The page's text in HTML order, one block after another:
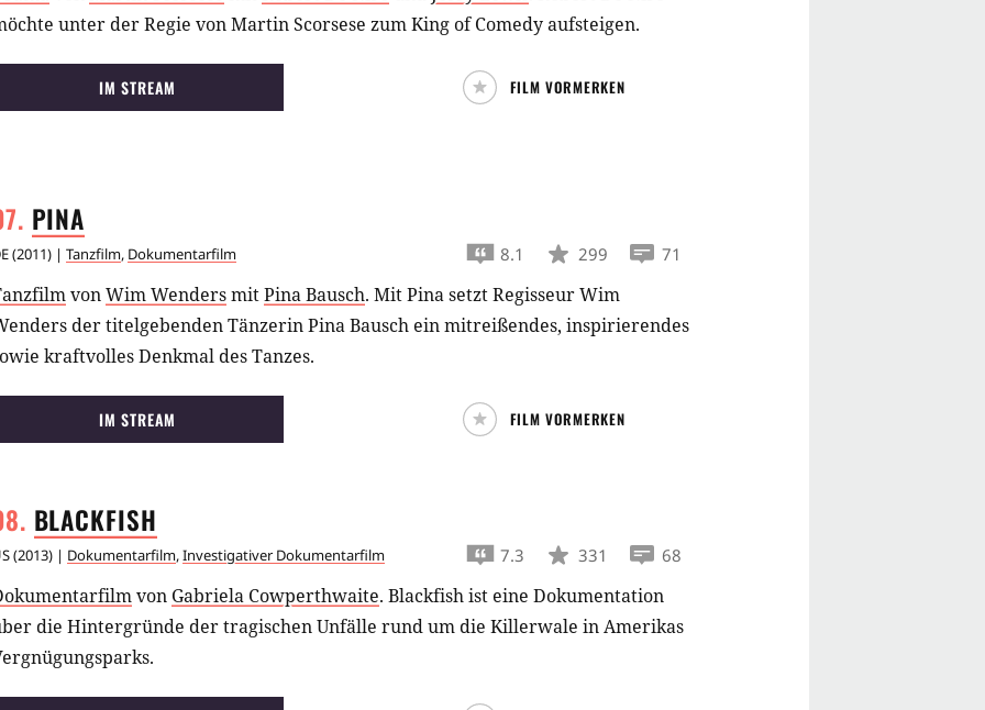
möchte unter der Regie von Martin Scorsese zum King of Comedy aufsteigen.
IM STREAM FILM VORMERKEN
PINA
(2011) | Tanzfilm, Dokumentarfilm 8.1 299 71
vonWim WendersmitPina Bausch. Mit Pina setzt Regisseur Wim
der titelgebenden Tänzerin Pina Bausch ein mitreißendes, inspirierendes
kraftvolles Denkmal des Tanzes.
IM STREAM FILM VORMERKEN
BLACKFISH
(2013) | Dokumentarfilm,Investigativer Dokumentarfilm 7.3 331 68
von Gabriela Cowperthwaite. Blackfish ist eine Dokumentation
die Hintergründe der tragischen Unfälle rund um die Killerwale in Amerikas